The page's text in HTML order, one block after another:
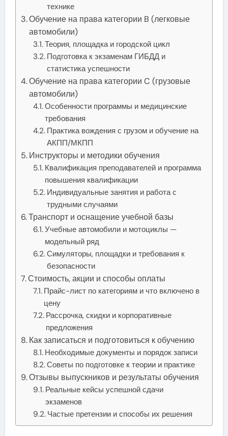
технике
Обучение на права категории B (легковые
автомобили)
Теория, площадка и городской цикл
Подготовка к экзаменам ГИБДД и
статистика успешности
Обучение на права категории C (грузовые
автомобили)
Особенности программы и медицинские
требования
Практика вождения с грузом и обучение на
АКПП/МКПП
Инструкторы и методики обучения
Квалификация преподавателей и программа
повышения квалификации
Индивидуальные занятия и работа с
трудными случаями
Транспорт и оснащение учебной базы
Учебные автомобили и мотоциклы —
модельный ряд
Симуляторы, площадки и требования к
безопасности
Стоимость, акции и способы оплаты
Прайс-лист по категориям и что включено в
цену
Рассрочка, скидки и корпоративные
предложения
Как записаться и подготовиться к обучению
Необходимые документы и порядок записи
Советы по подготовке к теории и практике
Отзывы выпускников и результаты обучения
Реальные кейсы успешной сдачи
экзаменов
Частые претензии и способы их решения